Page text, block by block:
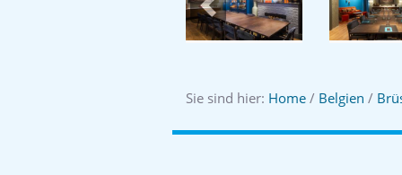
Previous
Sie sind hier: Home / Belgien /